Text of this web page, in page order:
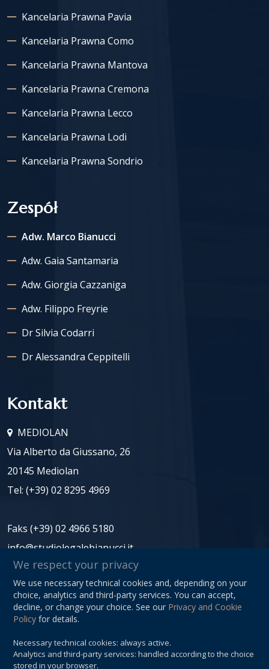
Kancelaria Prawna Pavia
Kancelaria Prawna Como
Kancelaria Prawna Mantova
Kancelaria Prawna Cremona
Kancelaria Prawna Lecco
Kancelaria Prawna Lodi
Kancelaria Prawna Sondrio
Zespół
Adw. Marco Bianucci
Adw. Gaia Santamaria
Adw. Giorgia Cazzaniga
Adw. Filippo Freyrie
Dr Silvia Codarri
Dr Alessandra Ceppitelli
Kontakt
MEDIOLAN
Via Alberto da Giussano, 26
20145 Mediolan
Tel: (+39) 02 8295 4969
Faks (+39) 02 4966 5180
info@studiolegalebianucci.it
NIP: 08125620966
Privacy Policy
Sitemap
Cookie Preferences
We respect your privacy
We use necessary technical cookies and, depending on your
choice, analytics and third-party services. You can accept,
decline, or change your choice. See our Privacy and Cookie
Policy for details.
Necessary technical cookies: always active.
Analytics and third-party services: handled according to the choice
stored in your browser.